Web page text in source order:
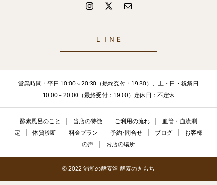
ＬＩＮＥ
営業時間：平日 10:00～20:30（最終受付：19:30）、土・日・祝祭日
10:00～20:00（最終受付：19:00）定休日：不定休
酵素風呂のこと 当店の特徴 ご利用の流れ
血管・血流測
定
体質診断 料金プラン 予約･問合せ ブログ
お客様
の声
お店の場所
© 2022 浦和の酵素浴 酵素のきもち